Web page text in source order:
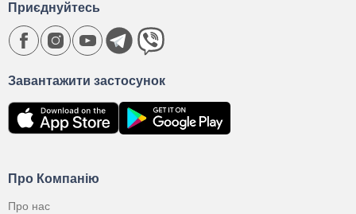
Про Компанію
Про нас
Завантажити застосунок
Приєднуйтесь